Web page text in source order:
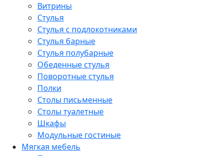
Витрины
Стулья
Стулья с подлокотниками
Стулья барные
Стулья полубарные
Обеденные стулья
Поворотные стулья
Полки
Столы письменные
Столы туалетные
Шкафы
Модульные гостиные
Мягкая мебель